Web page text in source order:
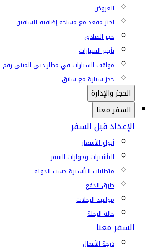
العروض
اختر مقعد مع مساحة إضافية للساقين
حجز الفنادق
تأجير السيارات
مواقف السيارات في مطار دبي المبنى رقم 2
حجز سيارة مع سائق
الحجز والإدارة
السفر معنا
الإعداد قبل السفر
أنواع الأسعار
التأشيرات وجوازات السفر
متطلبات التأشيرة حسب الدولة
طرق الدفع
مواعيد الرحلات
حالة الرحلة
السفر معنا
درجة الأعمال